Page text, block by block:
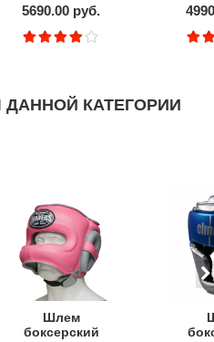
5690.00 руб.
КАТЕГОРИИ
Шлем
боксерский